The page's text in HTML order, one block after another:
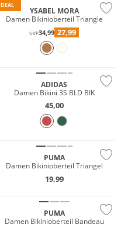
DEAL
YSABEL MORA
Damen Bikinioberteil Triangle
UVP34,99 27,99
ADIDAS
Damen Bikini 3S BLD BIK
45,00
PUMA
Damen Bikinioberteil Triangel
19,99
Mix & Match
PUMA
Damen Bikinioberteil Bandeau